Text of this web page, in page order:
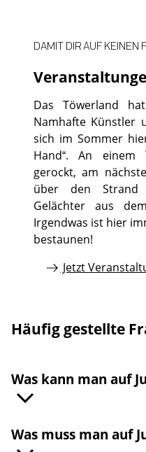
DAMIT DIR AUF KEINEN
Das Töwerland
Namhafte Künstler
sich im Sommer
Hand“. An
gerockt, am
über den Strand
Gelächter aus
Irgendwas ist hier
bestaunen!
Jetzt
Häufig gestellte
Was kann man auf
Was muss man auf